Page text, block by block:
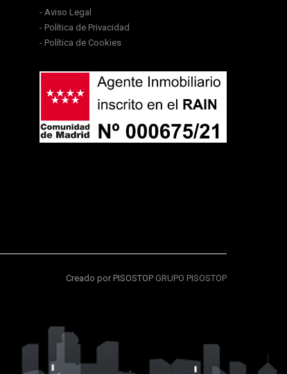
- Aviso Legal
- Política de Privacidad
- Política de Cookies
Creado por PISOSTOP GRUPO PISOSTOP